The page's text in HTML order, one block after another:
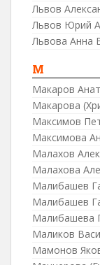
Львов
Львов Юрий
Львова Анна
М
Макаров
Макарова
Максимов
Максимова
Малахов
Малахова
Малибашев
Малибашев
Малибашева
Маликов
Мамонов